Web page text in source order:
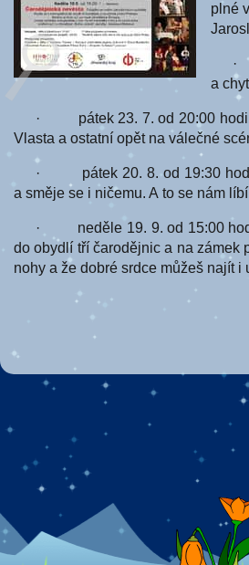
plné
·
a
· pátek 23. 7. od 20:00 hodin
Vlasta a ostatní opět na válečné
· pátek 20. 8. od 19:30 hodin
a směje se i ničemu. A to se nám
· neděle 19. 9. od 15:00
do obydlí tří čarodějnic a na zámek
nohy a že dobré srdce můžeš najít